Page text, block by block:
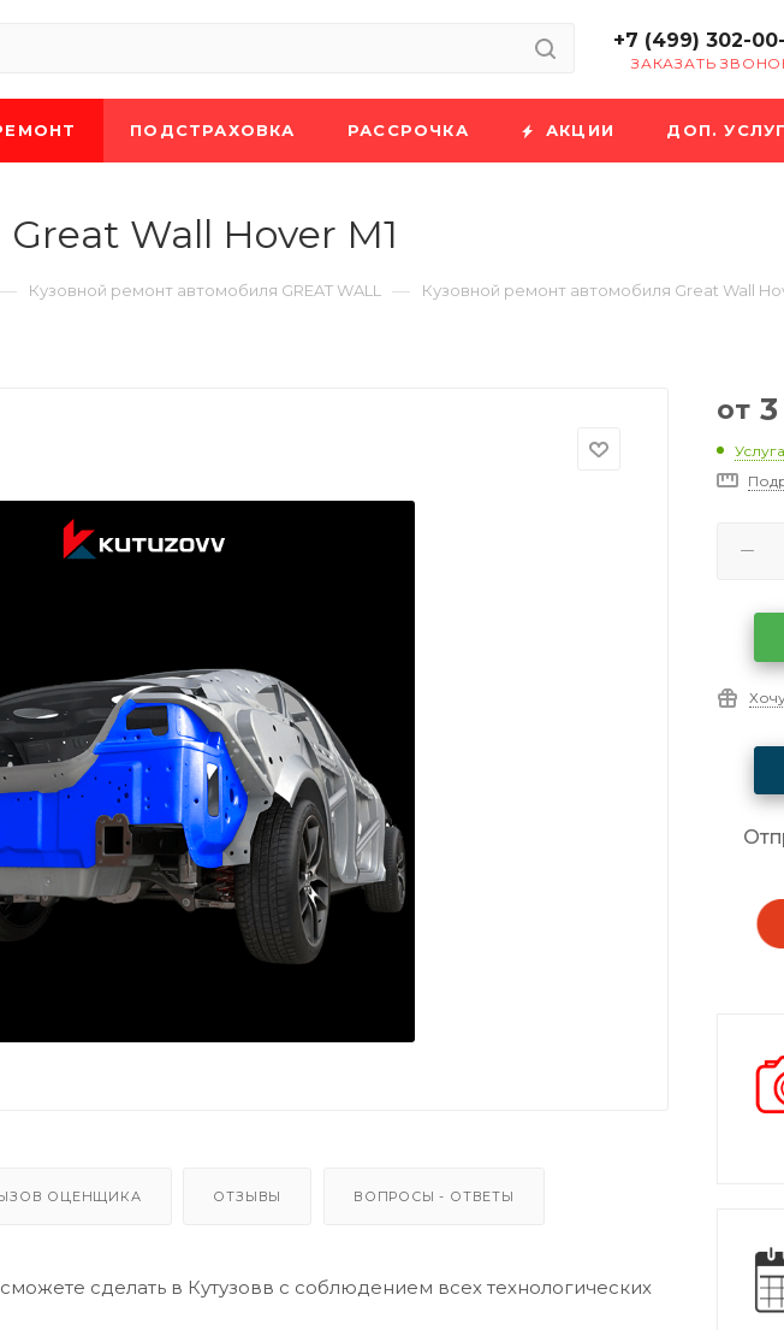
+7 (499) 302-
ЗАКАЗАТЬ
ПОДСТРАХОВКА РАССРОЧКА АКЦИИ ДОП.
Wall Hover M1
— Кузовной ремонт автомобиля GREAT WALL — Кузовной ремонт автомобиля Great Wall
ОЦЕНЩИКА ОТЗЫВЫ ВОПРОСЫ - ОТВЕТЫ
сделать в Кутузовв с соблюдением всех технологических
от